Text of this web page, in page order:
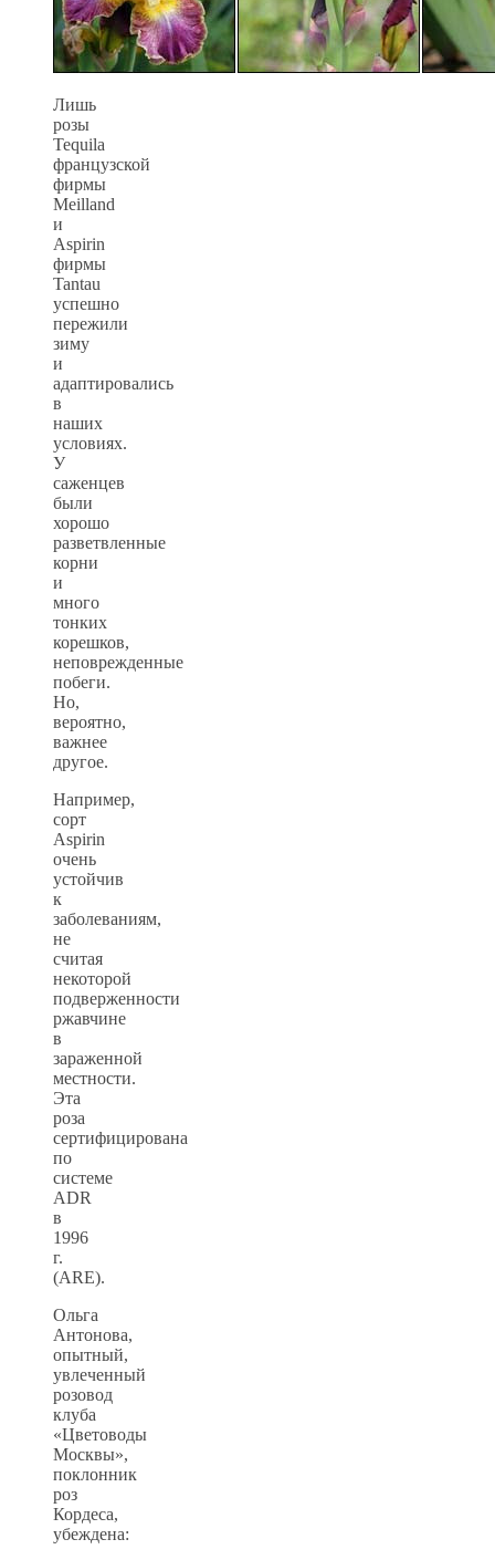
Лишь
розы
Tequila
французской
фирмы
Meilland
и
Aspirin
фирмы
Tantau
успешно
пережили
зиму
и
адаптировались
в
наших
условиях.
У
саженцев
были
хорошо
разветвленные
корни
и
много
тонких
корешков,
неповрежденные
побеги.
Но,
вероятно,
важнее
другое.
Например,
сорт
Aspirin
очень
устойчив
к
заболеваниям,
не
считая
некоторой
подверженности
ржавчине
в
зараженной
местности.
Эта
роза
сертифицирована
по
системе
ADR
в
1996
г.
(ARE).
Ольга
Антонова,
опытный,
увлеченный
розовод
клуба
«Цветоводы
Москвы»,
поклонник
роз
Кордеса,
убеждена: